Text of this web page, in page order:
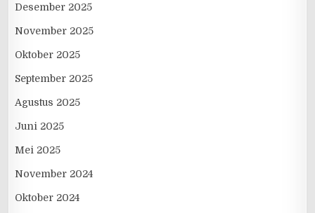
Desember 2025
November 2025
Oktober 2025
September 2025
Agustus 2025
Juni 2025
Mei 2025
November 2024
Oktober 2024